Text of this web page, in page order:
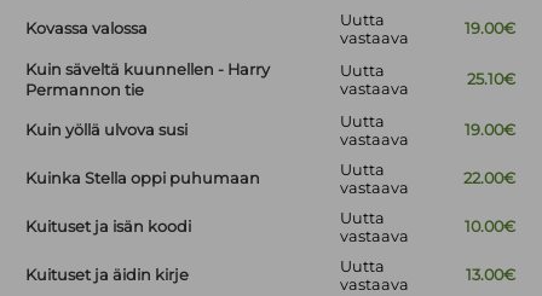
Kovassa valossa
Uutta
vastaava
19.00€
Kuin säveltä kuunnellen - Harry
Permannon tie
Uutta
vastaava
25.10€
Kuin yöllä ulvova susi
Uutta
vastaava
19.00€
Kuinka Stella oppi puhumaan
Uutta
vastaava
22.00€
Kuituset ja isän koodi
Uutta
vastaava
10.00€
Kuituset ja äidin kirje
Uutta
vastaava
13.00€